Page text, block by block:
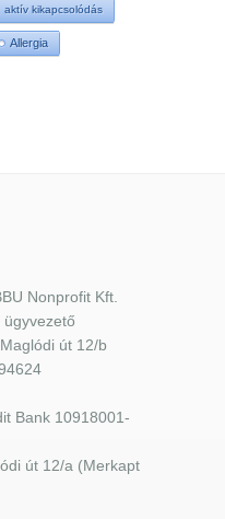
aktív kikapcsolódás
Allergia
Nonprofit Kft.
út 12/b
Bank 10918001-
út 12/a (Merkapt